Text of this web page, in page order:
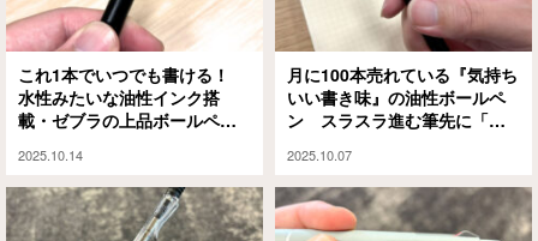
これ1本でいつでも書ける！
水性みたいな油性インク搭
載・ゼブラの上品ボールペン
2025.10.14
月に100本売れている『気持ち
いい書き味』の油性ボールペ
ン スラスラ進む筆先に「え
2025.10.07